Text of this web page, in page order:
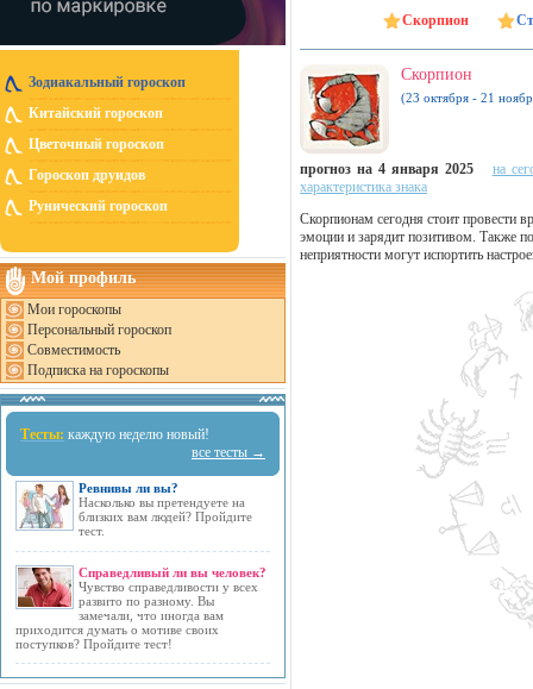
Зодиакальный гороскоп
Китайский гороскоп
Цветочный гороскоп
Гороскоп друидов
Рунический гороскоп
Мой профиль
Мои гороскопы
Персональный гороскоп
Совместимость
Подписка на гороскопы
Тесты: каждую неделю новый!
все тесты →
Ревнивы ли вы?
Насколько вы претендуете на
близких вам людей? Пройдите
тест.
Справедливый ли вы человек?
Чувство справедливости у всех
развито по разному. Вы
замечали, что иногда вам
приходится думать о мотиве своих
поступков? Пройдите тест!
Скорпион
Скорпион
(23 октября - 21
прогноз на 4 января 2025
на
характеристика знака
Скорпионам сегодня стоит провести
эмоции и зарядит позитивом. Также
неприятности могут испортить